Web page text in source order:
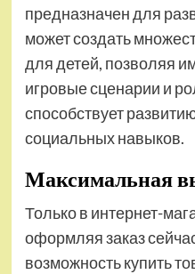
предназначен для
может создать
для детей, позволяя
игровые сценарии и
способствует
социальных навыков.
Максимальная
Только в интернет-
оформляя заказ
возможность купить